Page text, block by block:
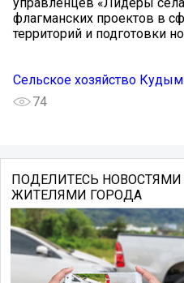
флагманских проектов в
территорий и подготовки
Сельское хозяйство
74
ПОДЕЛИТЕСЬ НОВОСТЯМИ
ЖИТЕЛЯМИ ГОРОДА